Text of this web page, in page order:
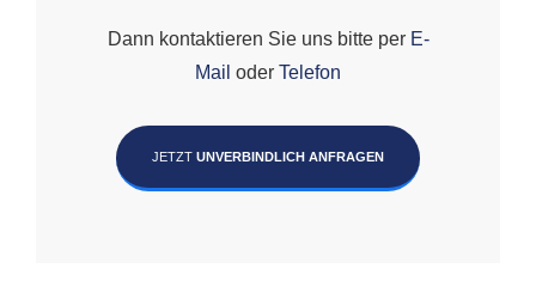
Dann kontaktieren Sie uns bitte per E-
Mail oder Telefon
JETZT UNVERBINDLICH ANFRAGEN